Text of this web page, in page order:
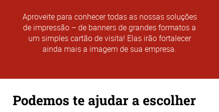
Aproveite para conhecer todas as nossas soluções
de impressão – de banners de grandes formatos a
um simples cartão de visita! Elas irão fortalecer
ainda mais a imagem de sua empresa.
Podemos te ajudar a escolher